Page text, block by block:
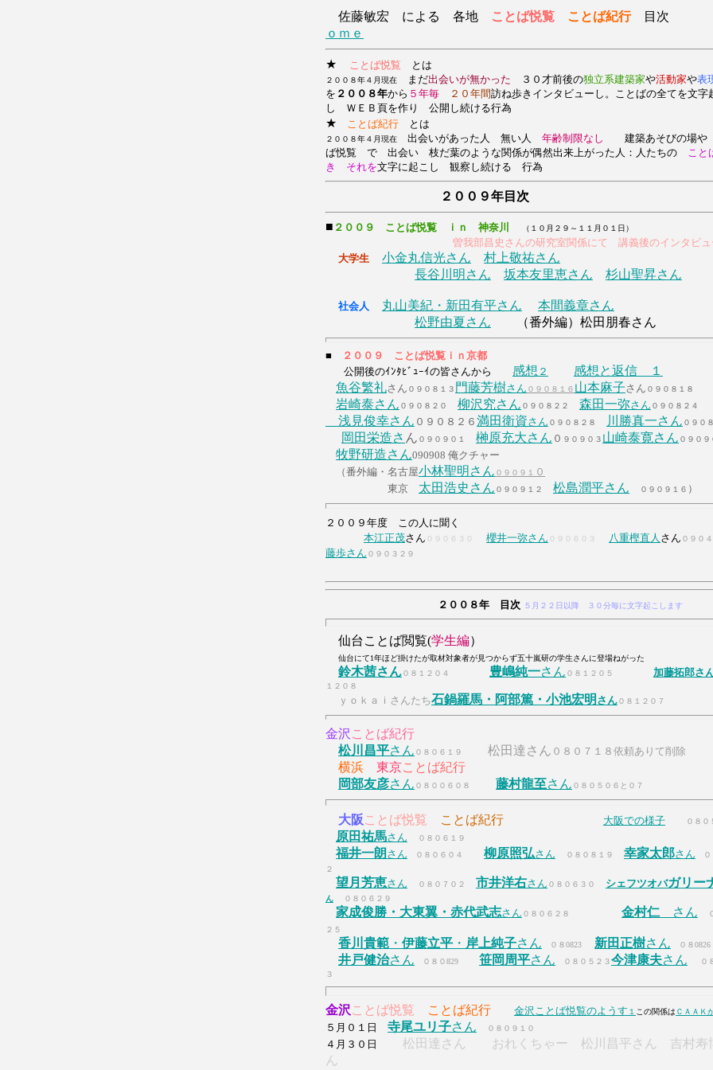
佐藤敏宏 による 各地 ことば悦覧 ことば紀行目次
ｏｍｅ
★ ことば悦覧 とは
２００８年４月現在 まだ出会いが無かった ３０才前後の独立系建築家や活動家や表
を ２００８年から ５年毎 ２０年間訪ね歩きインタビューし。ことばの全てを文字
し ＷＥＢ頁を作り 公開し続ける行為
★ ことば紀行 とは
２００８年４月現在 出会いがあった人 無い人 年齢制限なし
建築あそびの場や
ば悦覧 で 出会い 枝だ葉のような関係が偶然出来上がった人：人たちの こと
き それを文字に起こし 観察し続ける 行為
２００９年目次
■ ２００９ ことば悦覧 ｉｎ 神奈川 （１０月２９～１１月０１日）
曽我部昌史さんの研究室関係にて 講義後のインタビュ
大学生
小金丸信光さん
村上敬祐さん
長谷川明さん
坂本友里恵さん 杉山聖昇さん
社会人 丸山美紀・新田有平さん
本間義章さん
松野由夏さん （番外編）松田朋春さん
■
２００９ ことば悦覧ｉｎ京都
公開後のｲﾝﾀﾋﾞｭｰｲの皆さんから
感想 ２
感想と返信 １
魚谷繁礼さん ０９０８１３ 門藤芳樹さん ０９０８１６ 山本麻子さん ０９０８１８
岩崎泰さん ０９０８２０ 柳沢究さん ０９０８２２ 森田一弥さん ０９０８２４
浅見俊幸さん ０９０８２６ 満田衛資さん ０９０８２８ 川勝真一さん ０９０
岡田栄造さ ん ０９０９０１ 榊原充大さん ０ ９０９０３ 山崎泰寛さん ０９０９
牧野研造さん090908 俺クチャー
（番外編・名古屋小林聖明さん ０９０９１
０
東京 太田浩史さん ０９０９１２ 松島潤平さん ０９０９１６ ）
２００９年度 この人に聞く
本江正茂さん ０９０６３０ 櫻井一弥さん ０９０６０３ 八重樫直人 さん ０９０
藤歩さん ０９０３２９
２００８年 目次 ５月２２日以降 ３０分毎に文字起こします
仙台ことば閲覧(学生編）
仙台にて1年ほど掛けたが取材対象者が見つからず五十嵐研の学生さんに登場ねがった
鈴木茜さん０８１２０４ 豊嶋純一さん ０８１２０５ 加藤拓郎さ
１２０８
ｙｏｋａｉさんたち石鍋羅馬・阿部篤・小池宏明 さん０８１２０７
金沢 ことば紀行
松川昌平さん ０８０６１９ 松田達さん ０８０７１８依頼ありて削除
横浜 東京ことば紀行
岡部友彦さん ０８００６０８ 藤村龍至さん ０８０５０６と０７
大阪ことば悦覧 ことば紀行 大阪での様子 ０８０
原田祐馬さん ０８０６１９
福井一朗 さん ０８０６０４ 柳原照弘さん ０８０８１９ 幸家太郎さん ０
２
望月芳恵さん ０８０７０２ 市井洋右さん ０８０６３０ シェフツオバガリー
ん
０８０６２９
家成俊勝・大東翼・赤代武志さん ０８０６２８ 金村仁 さん
２５
香川貴範 ・ 伊藤立平 ・ 岸上純子さん ０８0823 新田正樹さん ０８0826
井戸健治さん ０８０829 笹岡周平さん ０８０５２３今津康夫さん
０
３
金沢ことば悦覧 ことば紀行 金沢ことば悦覧のようす １ この関係は ＣＡＡＫ
５月０１日 寺尾ユリ子さん ０８０９１０
４月３０日
松田達さん おれくちゃー 松川昌平さん 吉村寿
ん